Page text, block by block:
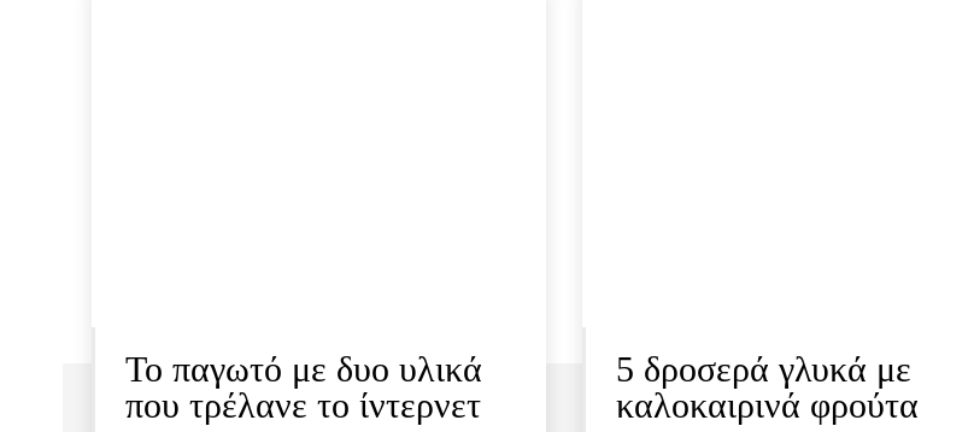
Το παγωτό με δυο υλικά
που τρέλανε το ίντερνετ
5 δροσερά γλυκά με
καλοκαιρινά φρούτα